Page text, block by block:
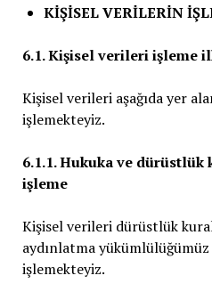
KİŞİSEL VERİLERİN
6.1. Kişisel verileri işleme
Kişisel verileri aşağıda yer
işlemekteyiz.
6.1.1. Hukuka ve dürüstlük
işleme
Kişisel verileri dürüstlük
aydınlatma
işlemekteyiz.